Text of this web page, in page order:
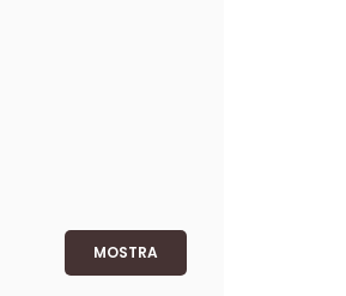
MOSTRA